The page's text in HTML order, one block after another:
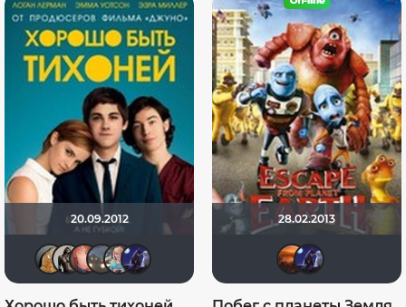
20.09.2012
ld2MagilaHurricane Gabrielle
HuKoJIaU_BogHuK
28.02.2013